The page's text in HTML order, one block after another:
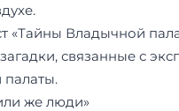
«Тайны Владычной
связанные с
же люди»